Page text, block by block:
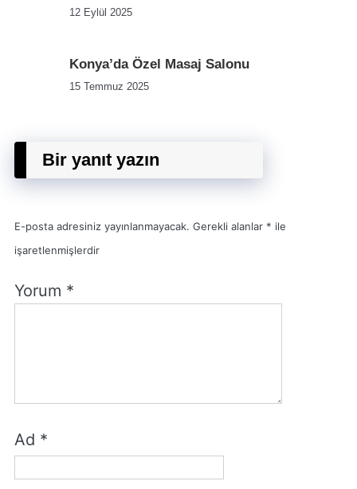
12 Eylül 2025
Konya’da Özel Masaj Salonu
15 Temmuz 2025
Bir yanıt yazın
E-posta adresiniz yayınlanmayacak. Gerekli alanlar * ile
işaretlenmişlerdir
Yorum *
Ad *